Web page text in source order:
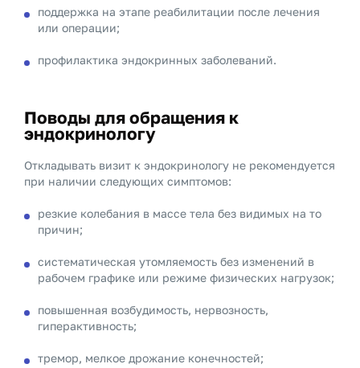
поддержка на этапе реабилитации после лечения
или операции;
профилактика эндокринных заболеваний.
Поводы для обращения к
эндокринологу
Откладывать визит к эндокринологу не рекомендуется
при наличии следующих симптомов:
резкие колебания в массе тела без видимых на то
причин;
систематическая утомляемость без изменений в
рабочем графике или режиме физических нагрузок;
повышенная возбудимость, нервозность,
гиперактивность;
тремор, мелкое дрожание конечностей;